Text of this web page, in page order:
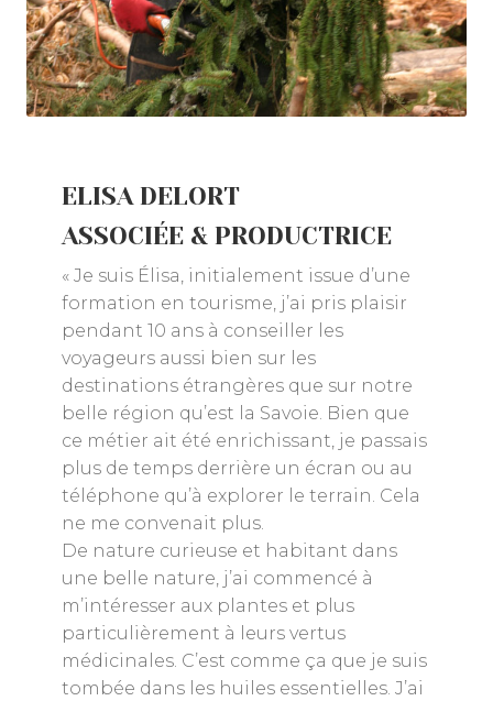
ELISA DELORT
ASSOCIÉE & PRODUCTRICE
« Je suis Élisa, initialement issue d’une
formation en tourisme, j’ai pris plaisir
pendant 10 ans à conseiller les
voyageurs aussi bien sur les
destinations étrangères que sur notre
belle région qu’est la Savoie. Bien que
ce métier ait été enrichissant, je passais
plus de temps derrière un écran ou au
téléphone qu’à explorer le terrain. Cela
ne me convenait plus.
De nature curieuse et habitant dans
une belle nature, j’ai commencé à
m’intéresser aux plantes et plus
particulièrement à leurs vertus
médicinales. C’est comme ça que je suis
tombée dans les huiles essentielles. J’ai